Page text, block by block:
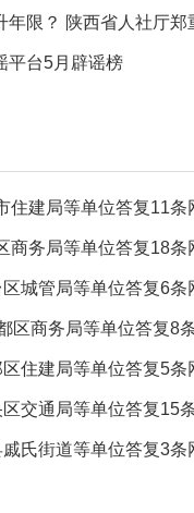
人社厅郑重声明 谨防职称评审不实言
平台5月辟谣榜
建局等单位答复11条网民
务局等单位答复18条网民
管局等单位答复6条网民
务局等单位答复8条网民
建局等单位答复5条网民
通局等单位答复15条网民
街道等单位答复3条网民